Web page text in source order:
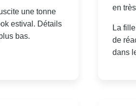
une tonne
estival. Détails
bas.
en
La
de
dans